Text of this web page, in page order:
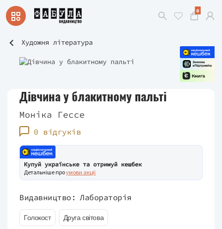
0
Художня література
Дівчина у блакитному пальті
Моніка Гессе
0 відгуків
Купуй українське та отримуй кешбек
Детальніше проумови акції
Видавництво: Лабораторія
Голокост Друга світова